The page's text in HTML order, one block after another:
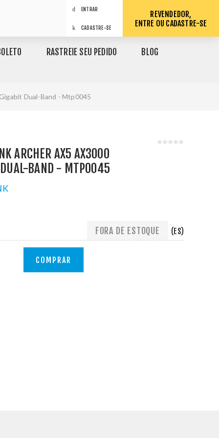
ENTRAR
CADASTRE-SE
REVENDEDOR,
ENTRE OU CADASTRE-SE
RASTREIE SEU PEDIDO BLOG
Dual-Band - Mtp0045
ARCHER AX5 AX3000
BAND - MTP0045
FORA DE ESTOQUE (ES)
COMPRAR